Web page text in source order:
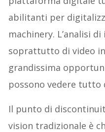
abilitanti per
machinery. L’analisi
soprattutto di video
grandissima
possono vedere tutto
Il punto di
vision tradizionale è